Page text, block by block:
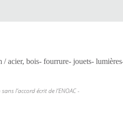
/ acier, bois- fourrure- jouets-
l’accord écrit de l’ENOAC -